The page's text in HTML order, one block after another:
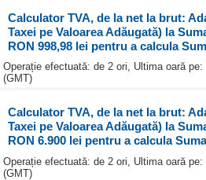
Calculator TVA, de la net la brut:
Taxei pe Valoarea Adăugată) la
RON 998,98 lei pentru a calcula
Operație efectuată: de 2 ori, Ultima oară
(GMT)
Calculator TVA, de la net la brut:
Taxei pe Valoarea Adăugată) la
RON 6.900 lei pentru a calcula
Operație efectuată: de 2 ori, Ultima oară
(GMT)